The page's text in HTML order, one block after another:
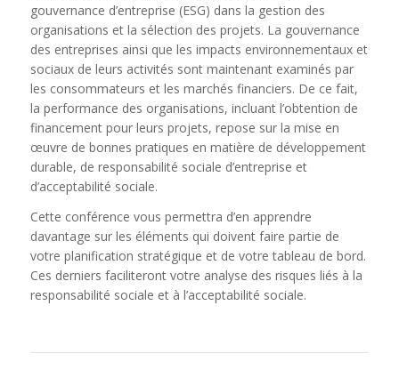
gouvernance d’entreprise (ESG) dans la gestion des
organisations et la sélection des projets. La gouvernance
des entreprises ainsi que les impacts environnementaux et
sociaux de leurs activités sont maintenant examinés par
les consommateurs et les marchés financiers. De ce fait,
la performance des organisations, incluant l’obtention de
financement pour leurs projets, repose sur la mise en
œuvre de bonnes pratiques en matière de développement
durable, de responsabilité sociale d’entreprise et
d’acceptabilité sociale.
Cette conférence vous permettra d’en apprendre
davantage sur les éléments qui doivent faire partie de
votre planification stratégique et de votre tableau de bord.
Ces derniers faciliteront votre analyse des risques liés à la
responsabilité sociale et à l’acceptabilité sociale.